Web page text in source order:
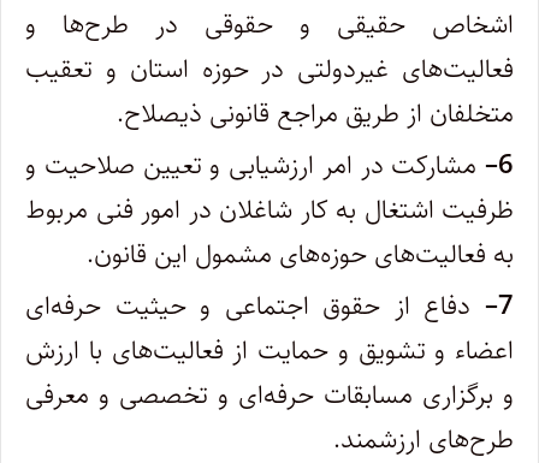
اشخاص حقیقی و حقوقی در طرح‌ها و
فعالیت‌های غیردولتی در حوزه استان و تعقیب
‌متخلفان از طریق مراجع قانونی ذیصلاح.
6
– مشارکت در امر ارزشیابی و تعیین صلاحیت و
ظرفیت اشتغال به کار شاغلان در امور فنی مربوط
به فعالیت‌های حوزه‌های مشمول این قانون.
7
– دفاع از حقوق اجتماعی و حیثیت حرفه‌ای
اعضاء و تشویق و حمایت از فعالیت‌های با ارزش
و برگزاری مسابقات حرفه‌ای و تخصصی و‌ معرفی
طرح‌های ارزشمند.